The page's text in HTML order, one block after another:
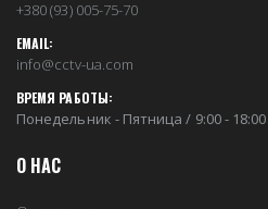
+380 (93) 005-75-70
EMAIL:
info@cctv-ua.com
ВРЕМЯ РАБОТЫ:
Понедельник - Пятница / 9:00 - 18:00
О НАС